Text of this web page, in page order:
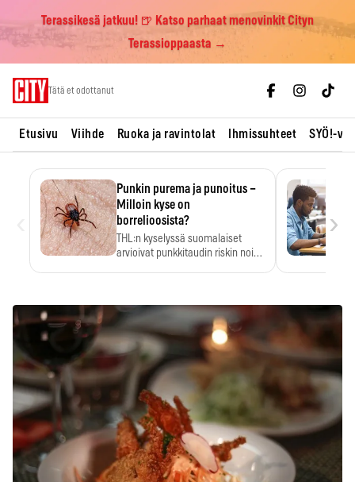
Terassikesä jatkuu! 🍺 Katso parhaat menovinkit Cityn
Terassioppaasta →
Tätä et odottanut
Etusivu Viihde Ruoka ja ravintolat Ihmissuhteet SYÖ!-
Punkin purema ja punoitus –
Milloin kyse on
borrelioosista?
THL:n kyselyssä suomalaiset
arvioivat punkkitaudin riskin noin
›